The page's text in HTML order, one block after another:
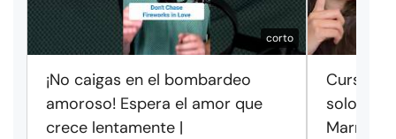
corto
¡No caigas en el bombardeo
amoroso! Espera el amor que
crece lentamente |
Cursos
solo